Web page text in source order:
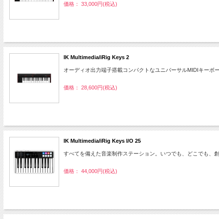
価格： 33,000円(税込)
IK Multimedia/iRig Keys 2
オーディオ出力端子搭載コンパクトなユニバーサルMIDIキーボ
価格： 28,600円(税込)
IK Multimedia/iRig Keys I/O 25
すべてを備えた音楽制作ステーション。いつでも、どこでも、創
価格： 44,000円(税込)